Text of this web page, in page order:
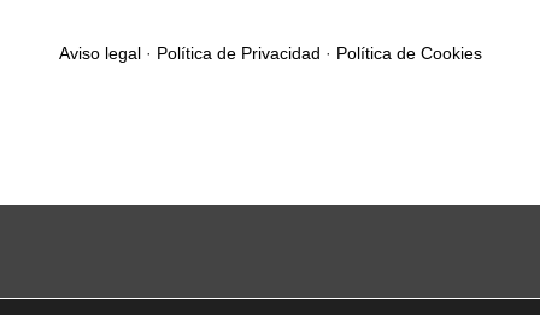
Aviso legal· Política de Privacidad · Política de Cookies